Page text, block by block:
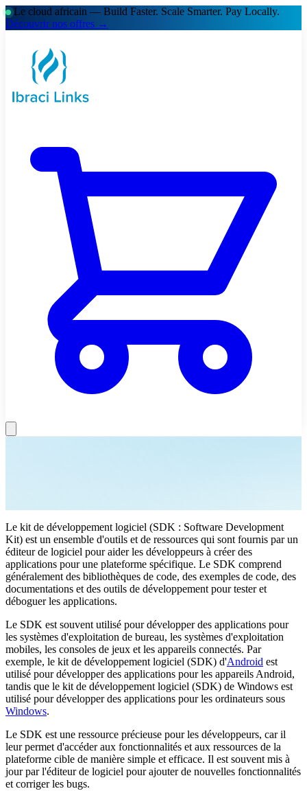
Le cloud africain — Build Faster. Scale Smarter. Pay Locally.
Découvrir nos offres →
Le kit de développement logiciel (SDK : Software Development
Kit) est un ensemble d'outils et de ressources qui sont fournis par un
éditeur de logiciel pour aider les développeurs à créer des
applications pour une plateforme spécifique. Le SDK comprend
généralement des bibliothèques de code, des exemples de code, des
documentations et des outils de développement pour tester et
déboguer les applications.
Le SDK est souvent utilisé pour développer des applications pour
les systèmes d'exploitation de bureau, les systèmes d'exploitation
mobiles, les consoles de jeux et les appareils connectés. Par
exemple, le kit de développement logiciel (SDK) d'Android est
utilisé pour développer des applications pour les appareils Android,
tandis que le kit de développement logiciel (SDK) de Windows est
utilisé pour développer des applications pour les ordinateurs sous
Windows.
Le SDK est une ressource précieuse pour les développeurs, car il
leur permet d'accéder aux fonctionnalités et aux ressources de la
plateforme cible de manière simple et efficace. Il est souvent mis à
jour par l'éditeur de logiciel pour ajouter de nouvelles fonctionnalités
et corriger les bugs.